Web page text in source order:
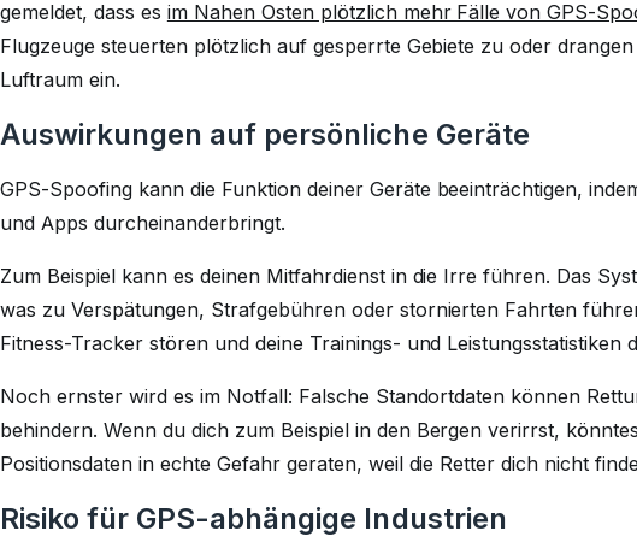
gemeldet, dass es im Nahen Osten plötzlich mehr Fälle von GPS-
Flugzeuge steuerten plötzlich auf gesperrte Gebiete zu oder
Luftraum ein.
Auswirkungen auf persönliche Geräte
GPS-Spoofing kann die Funktion deiner Geräte beeinträchtigen,
und Apps durcheinanderbringt.
Zum Beispiel kann es deinen Mitfahrdienst in die Irre führen. Das
was zu Verspätungen, Strafgebühren oder stornierten Fahrten
Fitness-Tracker stören und deine Trainings- und Leistungsstatistiken
Noch ernster wird es im Notfall: Falsche Standortdaten können
behindern. Wenn du dich zum Beispiel in den Bergen verirrst,
Positionsdaten in echte Gefahr geraten, weil die Retter dich nicht
Risiko für GPS-abhängige Industrien